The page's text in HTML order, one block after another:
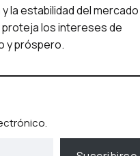
la estabilidad del mercado
proteja los intereses de
y próspero.